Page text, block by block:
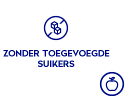
Fruitmix
ZONDER TOEGEVOEGDE
SUIKERS